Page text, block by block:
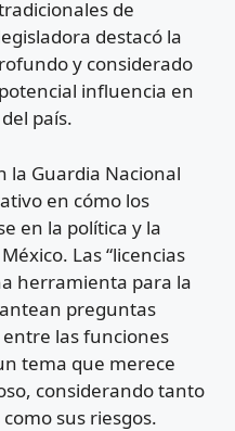
de
destacó la
y considerado
influencia en
país.
la Guardia Nacional
en cómo los
en la política y la
Las “licencias
herramienta para la
preguntas
las funciones
tema que merece
considerando tanto
sus riesgos.